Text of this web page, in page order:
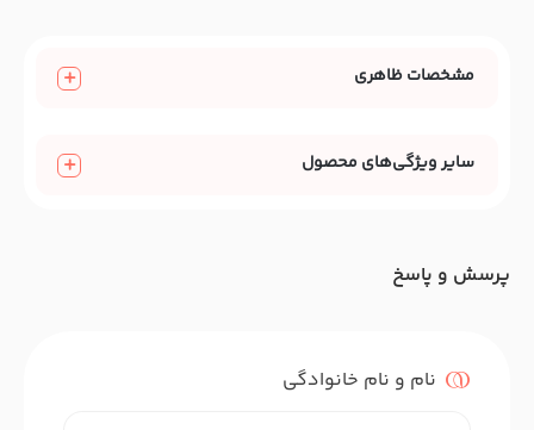
مشخصات ظاهری
سایر ویژگی‌های محصول
پرسش و پاسخ
نام و نام خانوادگی